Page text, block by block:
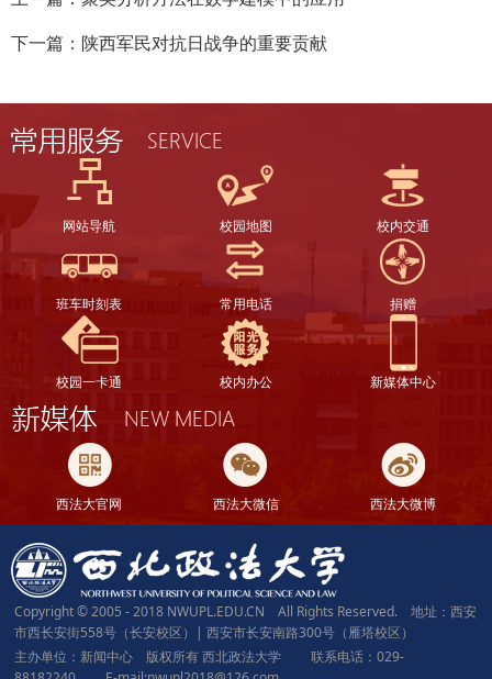
下一篇： 陕西军民对抗日战争的重要贡献
网站导航 校园地图 校内交通
班车时刻表 常用电话 捐赠
校园一卡通 校内办公 新媒体中心
西法大官网 西法大微信 西法大微博
Copyright © 2005 - 2018 NWUPL.EDU.CN All Rights Reserved. 地址：西安
市西长安街558号（长安校区）| 西安市长安南路300号（雁塔校区）
主办单位：新闻中心 版权所有 西北政法大学 联系电话：029-